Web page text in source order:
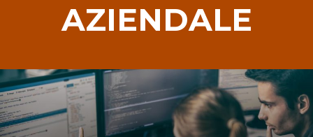
AZIENDALE